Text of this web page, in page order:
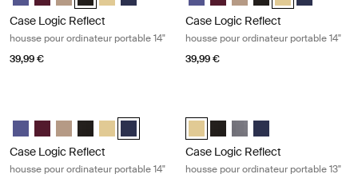
Case Logic Reflect
housse pour ordinateur portable 14"
39,99 €
Case Logic Reflect
housse pour ordinateur portable 14"
39,99 €
Case Logic Reflect 14" Laptop Sleeve Pourpre concentré
Case Logic Reflect 14" Laptop Sleeve Rouge nuancé
Case Logic Reflect 14" Laptop Sleeve Boulder Beige
Case Logic Reflect 14" Laptop Sleeve Noir
Case Logic Reflect 14" Laptop Sleeve Jaune clair
Case Logic Reflect 14" Laptop Sleeve Dark
Case Logic Reflect
housse pour ordinateur portable 14"
Case Logic Reflect 13" Laptop
Case Logic Reflect 13"
Case Logic Reflect 13"
Case Logic Reflect
Case Logic Reflect
housse pour ordinateur portable 13"